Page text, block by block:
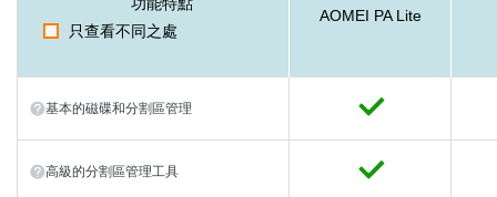
只查看不同之處
AOMEI PA Lite
基本的磁碟和分割區管理
高級的分割區管理工具